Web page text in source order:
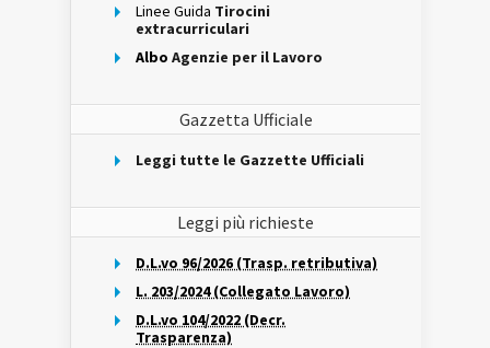
Linee Guida Tirocini
extracurriculari
Albo Agenzie per il Lavoro
Gazzetta Ufficiale
Leggi tutte le Gazzette Ufficiali
Leggi più richieste
D.L.vo 96/2026 (Trasp. retributiva)
L. 203/2024 (Collegato Lavoro)
D.L.vo 104/2022 (Decr.
Trasparenza)